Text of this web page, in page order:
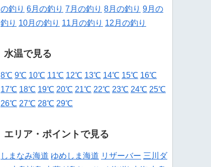
の釣り 6月の釣り 7月の釣り 8月の釣り 9月の
釣り 10月の釣り 11月の釣り 12月の釣り
水温で見る
8℃ 9℃ 10℃ 11℃ 12℃ 13℃ 14℃ 15℃ 16℃
17℃ 18℃ 19℃ 20℃ 21℃ 22℃ 23℃ 24℃ 25℃
26℃ 27℃ 28℃ 29℃
エリア・ポイントで見る
しまなみ海道 ゆめしま海道 リザーバー 三川ダ